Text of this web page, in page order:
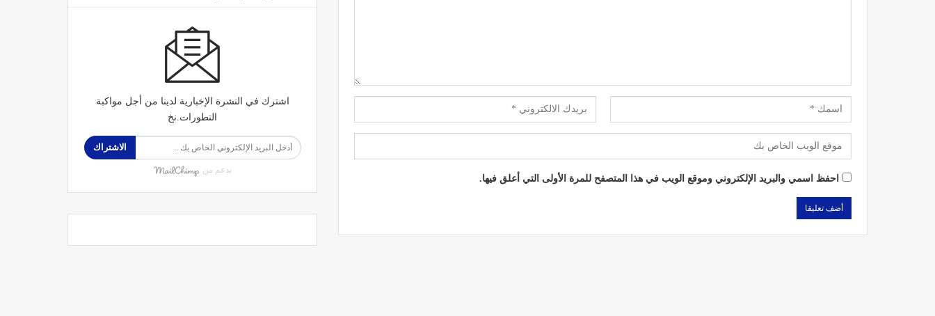
احفظ اسمي والبريد الإلكتروني وموقع الويب في هذا المتصفح للمرة الأولى التي أعلق فيها.
اشترك في النشرة الإخبارية لدينا من أجل مواكبة
التطورات.نخ
الاشتراك
بدعم من